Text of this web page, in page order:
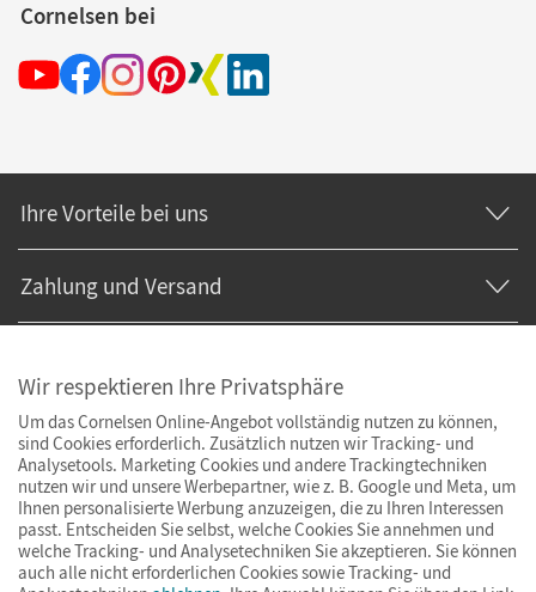
Cornelsen bei
Ihre Vorteile bei uns
Zahlung und Versand
Wir respektieren Ihre Privatsphäre
Um das Cornelsen Online-Angebot vollständig nutzen zu können,
sind Cookies erforderlich. Zusätzlich nutzen wir Tracking- und
Analysetools. Marketing Cookies und andere Trackingtechniken
nutzen wir und unsere Werbepartner, wie z. B. Google und Meta, um
Ihnen personalisierte Werbung anzuzeigen, die zu Ihren Interessen
passt. Entscheiden Sie selbst, welche Cookies Sie annehmen und
welche Tracking- und Analysetechniken Sie akzeptieren. Sie können
auch alle nicht erforderlichen Cookies sowie Tracking- und